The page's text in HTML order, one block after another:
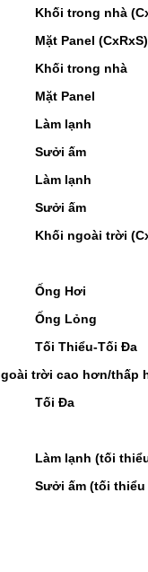
Khối trong nhà
Mặt Panel (CxRxS)
Khối trong nhà
Mặt Panel
Làm lạnh
Sưởi ấm
Làm lạnh
Sưởi ấm
Khối ngoài trời
Ống Hơi
Ống Lỏng
Tối Thiểu-Tối Đa
trời cao hơn/thấp
Tối Đa
Làm lạnh (tối
Sưởi ấm (tối thiểu